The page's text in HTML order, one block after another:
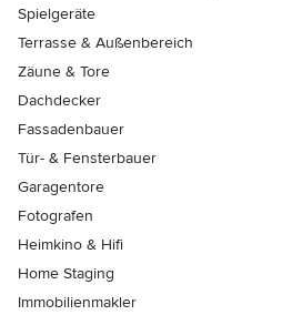
Spielgeräte
Terrasse & Außenbereich
Zäune & Tore
Dachdecker
Fassadenbauer
Tür- & Fensterbauer
Garagentore
Fotografen
Heimkino & Hifi
Home Staging
Immobilienmakler